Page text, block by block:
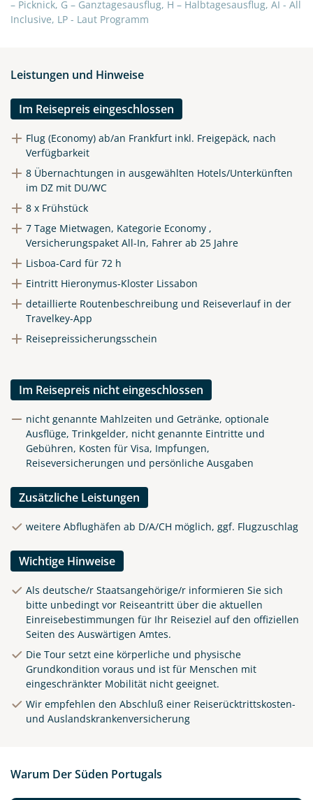
X
Telegram
Link kopieren
– Picknick, G – Ganztagesausflug, H – Halbtagesausflug, AI - All
Inclusive, LP - Laut Programm
Leistungen und Hinweise
Im Reisepreis eingeschlossen
Flug (Economy) ab/an Frankfurt inkl. Freigepäck, nach
Verfügbarkeit
8 Übernachtungen in ausgewählten Hotels/Unterkünften
im DZ mit DU/WC
8 x Frühstück
7 Tage Mietwagen, Kategorie Economy ,
Versicherungspaket All-In, Fahrer ab 25 Jahre
Lisboa-Card für 72 h
Eintritt Hieronymus-Kloster Lissabon
detaillierte Routenbeschreibung und Reiseverlauf in der
Travelkey-App
Reisepreissicherungsschein
Im Reisepreis nicht eingeschlossen
nicht genannte Mahlzeiten und Getränke, optionale
Ausflüge, Trinkgelder, nicht genannte Eintritte und
Gebühren, Kosten für Visa, Impfungen,
Reiseversicherungen und persönliche Ausgaben
Zusätzliche Leistungen
weitere Abflughäfen ab D/A/CH möglich, ggf. Flugzuschlag
Wichtige Hinweise
Als deutsche/r Staatsangehörige/r informieren Sie sich
bitte unbedingt vor Reiseantritt über die aktuellen
Einreisebestimmungen für Ihr Reiseziel auf den offiziellen
Seiten des Auswärtigen Amtes.
Die Tour setzt eine körperliche und physische
Grundkondition voraus und ist für Menschen mit
eingeschränkter Mobilität nicht geeignet.
Wir empfehlen den Abschluß einer Reiserücktrittskosten-
und Auslandskrankenversicherung
Warum Der Süden Portugals